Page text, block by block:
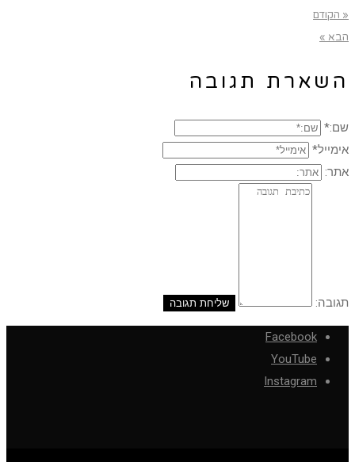
« הקודם
הבא »
השארת תגובה
שם:*
אימייל*
אתר:
תגובה:
Facebook
YouTube
Instagram